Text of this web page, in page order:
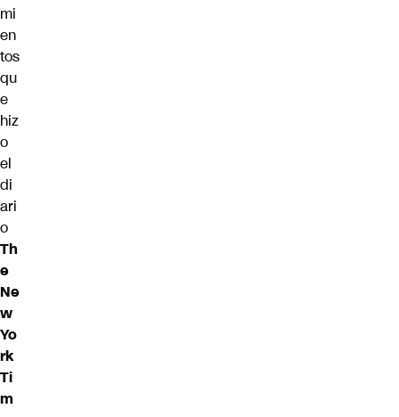
mi
en
tos
qu
e
hiz
o
el
di
ari
o
Th
e
Ne
w
Yo
rk
Ti
m